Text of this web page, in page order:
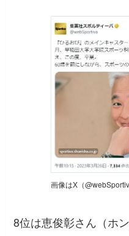
画像はX（
8位は恵俊彰さん（ホ